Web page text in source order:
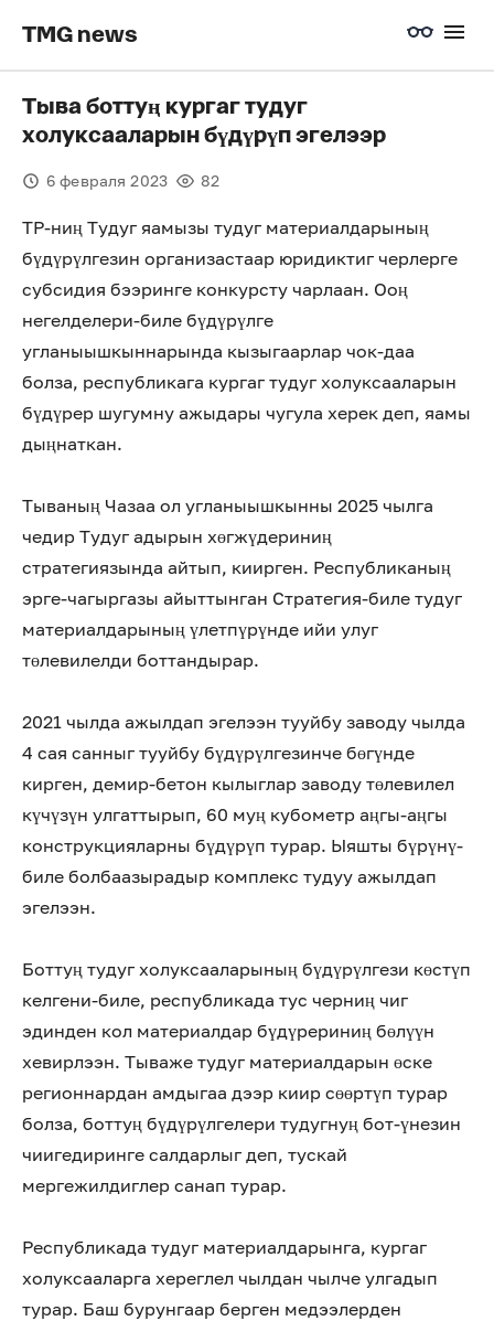
TMG news
Тыва боттуң кургаг тудуг
холуксааларын бүдүрүп эгелээр
6 февраля 2023 82
ТР-ниң Тудуг яамызы тудуг материалдарының
бүдүрүлгезин организастаар юридиктиг черлерге
субсидия бээринге конкурсту чарлаан. Ооң
негелделери-биле бүдүрүлге
угланыышкыннарында кызыгаарлар чок-даа
болза, республикага кургаг тудуг холуксааларын
бүдүрер шугумну ажыдары чугула херек деп, яамы
дыңнаткан.
Тываның Чазаа ол угланыышкынны 2025 чылга
чедир Тудуг адырын хөгжүдериниң
стратегиязында айтып, киирген. Республиканың
эрге-чагыргазы айыттынган Стратегия-биле тудуг
материалдарының үлетпүрүнде ийи улуг
төлевилелди боттандырар.
2021 чылда ажылдап эгелээн тууйбу заводу чылда
4 сая санныг тууйбу бүдүрүлгезинче бөгүнде
кирген, демир-бетон кылыглар заводу төлевилел
күчүзүн улгаттырып, 60 муң кубометр аңгы-аңгы
конструкцияларны бүдүрүп турар. Ыяшты бүрүнү-
биле болбаазырадыр комплекс тудуу ажылдап
эгелээн.
Боттуң тудуг холуксааларының бүдүрүлгези көстүп
келгени-биле, республикада тус черниң чиг
эдинден кол материалдар бүдүрериниң бөлүүн
хевирлээн. Тываже тудуг материалдарын өске
регионнардан амдыгаа дээр киир сөөртүп турар
болза, боттуң бүдүрүлгелери тудугнуң бот-үнезин
чиигедиринге салдарлыг деп, тускай
мергежилдиглер санап турар.
Республикада тудуг материалдарынга, кургаг
холуксааларга хереглел чылдан чылче улгадып
турар. Баш бурунгаар берген медээлерден